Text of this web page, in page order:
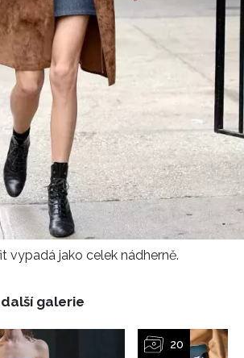
vypadá jako celek nádherně.
galerie